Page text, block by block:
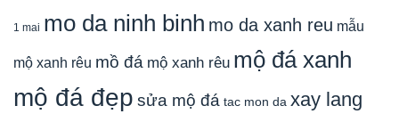
1 mai mo da ninh binh mo da xanh reu mẫu
mộ xanh rêu mồ đá mộ xanh rêu mộ đá xanh
mộ đá đẹp sửa mộ đá tac mon da xay lang